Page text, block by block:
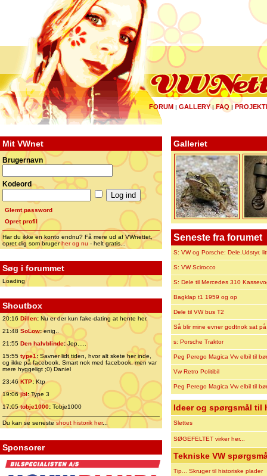
FORUM | GALLERY|FAQ |
Mit VWnet
Brugernavn
Kodeord
Glemt password
Opret profil
Har du ikke en konto endnu? Få mere ud af VWnettet,
opret dig som brugerher og nu - helt gratis...
Søg i forummet
Loading
Shoutbox
20:16 Dillen: Nu er der kun fake-dating at hente her.
21:48 SoLow:enig..
21:55 Den halvblinde:Jep.....
15:55 type1:Savner lidt tiden, hvor alt skete her inde,
og ikke på facebook. Smart nok med facebook, men var
mere hyggeligt ;0) Daniel
23:46 KTP:Ktp
19:06jbl:Type 3
17:05tobje1000: Tobje1000
Du kan se senesteshout historik her...
Sponsorer
Galleriet
Seneste fra forumet
S: VW og Porsche: Dele.Udstyr.
S: VW Scirocco
S: Dele til Mercedes 310
Bagklap t1 1959 og op
Dele til VW bus T2
Så blir mine evner godtnok sat
s: Porsche Traktor
Peg Perego Magica Vw elbil til
Vw Retro Politibil
Peg Perego Magica Vw elbil til
Ideer og spørgsmål til
Slettes
SØGEFELTET virker her...
Tekniske VW
Tip... Skruger til historiske plader